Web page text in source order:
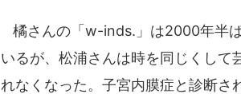
橘さんの「w-inds.」は2000年半
いるが、松浦さんは時を同じくして
れなくなった。子宮内膜症と診断さ